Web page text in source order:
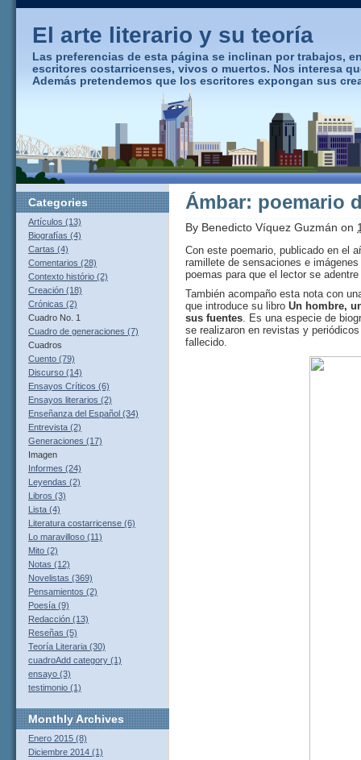
El arte literario y su teoría
Las preferencias de esta página se inclinan por trabajos,
escritores costarricenses, vivos o muertos. Nos interesa
Además pretendemos que los escritores expongan sus
Ámbar: poemario
By Benedicto Víquez Guzmán on
Con este poemario, publicado en el
ramillete de sensaciones e
poemas para que el lector se
También acompaño esta nota con
que introduce su libro Un hombre,
sus fuentes. Es una especie de
se realizaron en revistas y
fallecido.
Categories
Artículos (13)
Biografías (4)
Cartas (4)
Comentarios (28)
Contexto histório (2)
Creación (18)
Crónicas (2)
Cuadro No. 1
Cuadro de generaciones (7)
Cuadros
Cuento (79)
Discurso (14)
Ensayos Críticos (6)
Ensayos literarios (2)
Enseñanza del Español (34)
Entrevista (2)
Generaciones (17)
Imagen
Informes (24)
Leyendas (2)
Libros (3)
Lista (4)
Literatura costarricense (6)
Lo maravilloso (11)
Mito (2)
Notas (12)
Novelistas (369)
Pensamientos (2)
Poesía (9)
Redacción (13)
Reseñas (5)
Teoría Literaria (30)
cuadroAdd category (1)
ensayo (3)
testimonio (1)
MonthlyArchives
Enero 2015 (8)
Diciembre 2014 (1)